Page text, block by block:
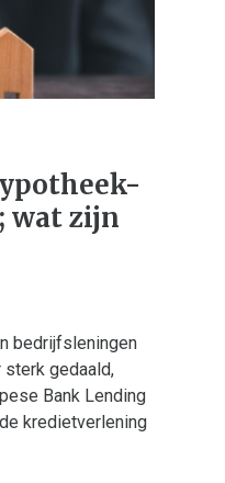
wat zijn
bedrijfsleningen
sterk gedaald,
Bank Lending
kredietverlening